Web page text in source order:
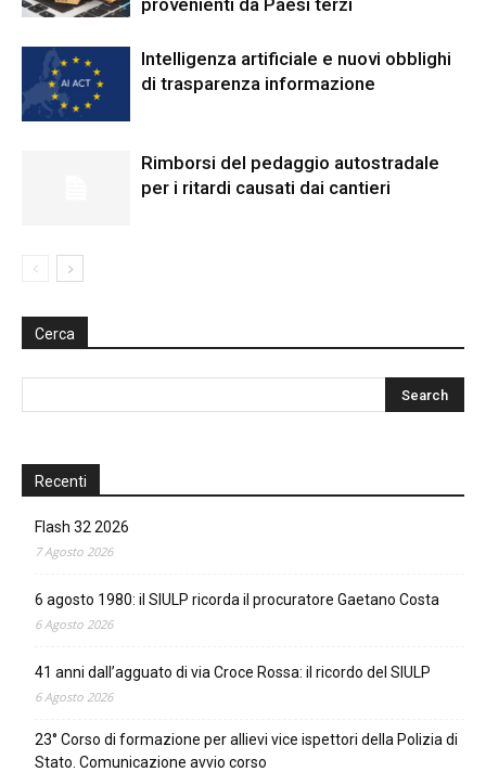
Intelligenza artificiale e nuovi obblighi
di trasparenza informazione
Rimborsi del pedaggio autostradale
per i ritardi causati dai cantieri
Cerca
Recenti
Flash 32 2026
7 Agosto 2026
6 agosto 1980: il SIULP ricorda il procuratore Gaetano Costa
6 Agosto 2026
41 anni dall’agguato di via Croce Rossa: il ricordo del SIULP
6 Agosto 2026
23° Corso di formazione per allievi vice ispettori della Polizia di
Stato. Comunicazione avvio corso